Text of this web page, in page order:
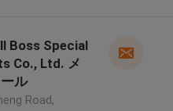
Boss Special
Co., Ltd. メ
ル
Road,